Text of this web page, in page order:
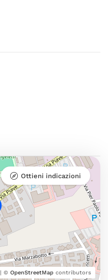
| © OpenStreetMap contributors
Ottieni indicazioni